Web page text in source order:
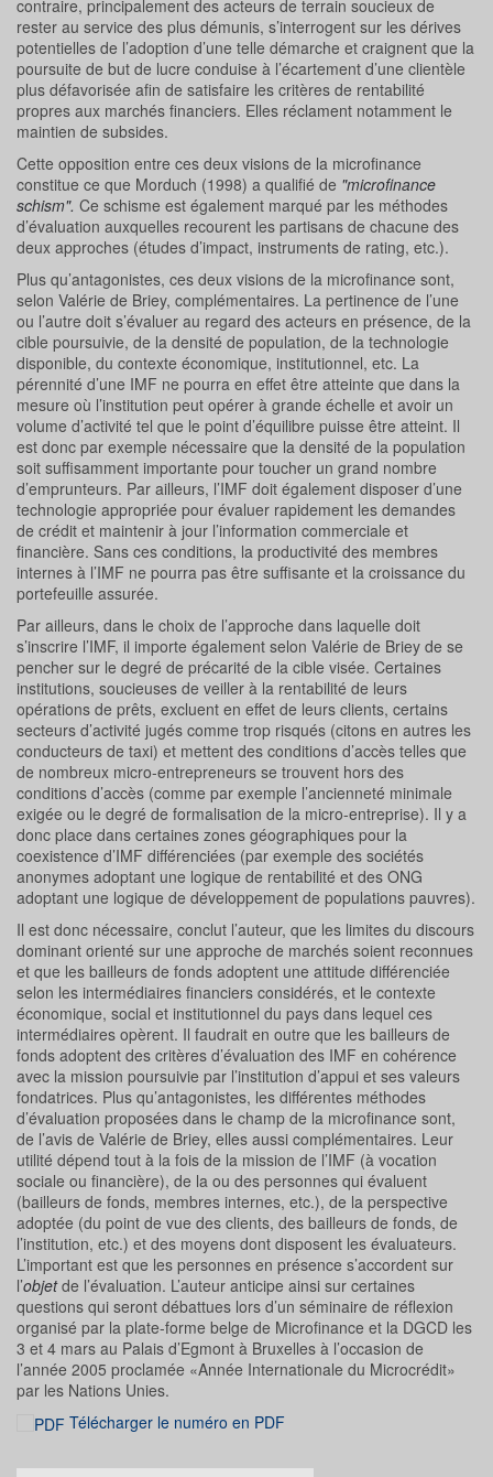
contraire, principalement des acteurs de terrain soucieux de
rester au service des plus démunis, s’interrogent sur les dérives
potentielles de l’adoption d’une telle démarche et craignent que la
poursuite de but de lucre conduise à l’écartement d’une clientèle
plus défavorisée afin de satisfaire les critères de rentabilité
propres aux marchés financiers. Elles réclament notamment le
maintien de subsides.
Cette opposition entre ces deux visions de la microfinance
constitue ce que Morduch (1998) a qualifié de "microfinance
schism". Ce schisme est également marqué par les méthodes
d’évaluation auxquelles recourent les partisans de chacune des
deux approches (études d’impact, instruments de rating, etc.).
Plus qu’antagonistes, ces deux visions de la microfinance sont,
selon Valérie de Briey, complémentaires. La pertinence de l’une
ou l’autre doit s’évaluer au regard des acteurs en présence, de la
cible poursuivie, de la densité de population, de la technologie
disponible, du contexte économique, institutionnel, etc. La
pérennité d’une IMF ne pourra en effet être atteinte que dans la
mesure où l’institution peut opérer à grande échelle et avoir un
volume d’activité tel que le point d’équilibre puisse être atteint. Il
est donc par exemple nécessaire que la densité de la population
soit suffisamment importante pour toucher un grand nombre
d’emprunteurs. Par ailleurs, l’IMF doit également disposer d’une
technologie appropriée pour évaluer rapidement les demandes
de crédit et maintenir à jour l’information commerciale et
financière. Sans ces conditions, la productivité des membres
internes à l’IMF ne pourra pas être suffisante et la croissance du
portefeuille assurée.
Par ailleurs, dans le choix de l’approche dans laquelle doit
s’inscrire l’IMF, il importe également selon Valérie de Briey de se
pencher sur le degré de précarité de la cible visée. Certaines
institutions, soucieuses de veiller à la rentabilité de leurs
opérations de prêts, excluent en effet de leurs clients, certains
secteurs d’activité jugés comme trop risqués (citons en autres les
conducteurs de taxi) et mettent des conditions d’accès telles que
de nombreux micro-entrepreneurs se trouvent hors des
conditions d’accès (comme par exemple l’ancienneté minimale
exigée ou le degré de formalisation de la micro-entreprise). Il y a
donc place dans certaines zones géographiques pour la
coexistence d’IMF différenciées (par exemple des sociétés
anonymes adoptant une logique de rentabilité et des ONG
adoptant une logique de développement de populations pauvres).
Il est donc nécessaire, conclut l’auteur, que les limites du discours
dominant orienté sur une approche de marchés soient reconnues
et que les bailleurs de fonds adoptent une attitude différenciée
selon les intermédiaires financiers considérés, et le contexte
économique, social et institutionnel du pays dans lequel ces
intermédiaires opèrent. Il faudrait en outre que les bailleurs de
fonds adoptent des critères d’évaluation des IMF en cohérence
avec la mission poursuivie par l’institution d’appui et ses valeurs
fondatrices. Plus qu’antagonistes, les différentes méthodes
d’évaluation proposées dans le champ de la microfinance sont,
de l’avis de Valérie de Briey, elles aussi complémentaires. Leur
utilité dépend tout à la fois de la mission de l’IMF (à vocation
sociale ou financière), de la ou des personnes qui évaluent
(bailleurs de fonds, membres internes, etc.), de la perspective
adoptée (du point de vue des clients, des bailleurs de fonds, de
l’institution, etc.) et des moyens dont disposent les évaluateurs.
L’important est que les personnes en présence s’accordent sur
l’objetde l’évaluation. L’auteur anticipe ainsi sur certaines
questions qui seront débattues lors d’un séminaire de réflexion
organisé par la plate-forme belge de Microfinance et la DGCD les
3 et 4 mars au Palais d’Egmont à Bruxelles à l’occasion de
l’année 2005 proclamée «Année Internationale du Microcrédit»
par les Nations Unies.
Télécharger le numéro en PDF